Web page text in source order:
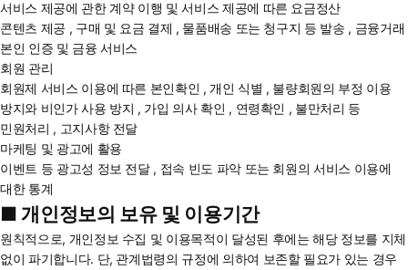
서비스 제공에 관한 계약 이행 및 서비스 제공에 따른 요금정산
콘텐츠 제공 , 구매 및 요금 결제 , 물품배송 또는 청구지 등 발송 , 금융거래
본인 인증 및 금융 서비스
회원 관리
회원제 서비스 이용에 따른 본인확인 , 개인 식별 , 불량회원의 부정 이용
방지와 비인가 사용 방지 , 가입 의사 확인 , 연령확인 , 불만처리 등
민원처리 , 고지사항 전달
마케팅 및 광고에 활용
이벤트 등 광고성 정보 전달 , 접속 빈도 파악 또는 회원의 서비스 이용에
대한 통계
■ 개인정보의 보유 및 이용기간
원칙적으로, 개인정보 수집 및 이용목적이 달성된 후에는 해당 정보를 지체
없이 파기합니다. 단, 관계법령의 규정에 의하여 보존할 필요가 있는 경우